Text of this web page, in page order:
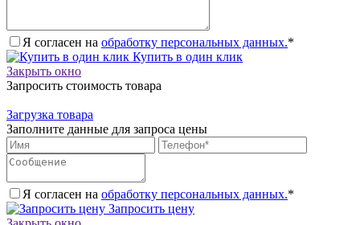
Я согласен на обработку персональных данных.*
Купить в один клик
Закрыть окно
Запросить стоимость товара
Загрузка товара
Заполните данные для запроса цены
Я согласен на обработку персональных данных.*
Запросить цену